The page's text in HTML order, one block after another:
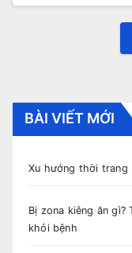
BÀI VIẾT MỚI
Xu hướng thời trang
Bị zona kiêng ăn
khỏi bệnh